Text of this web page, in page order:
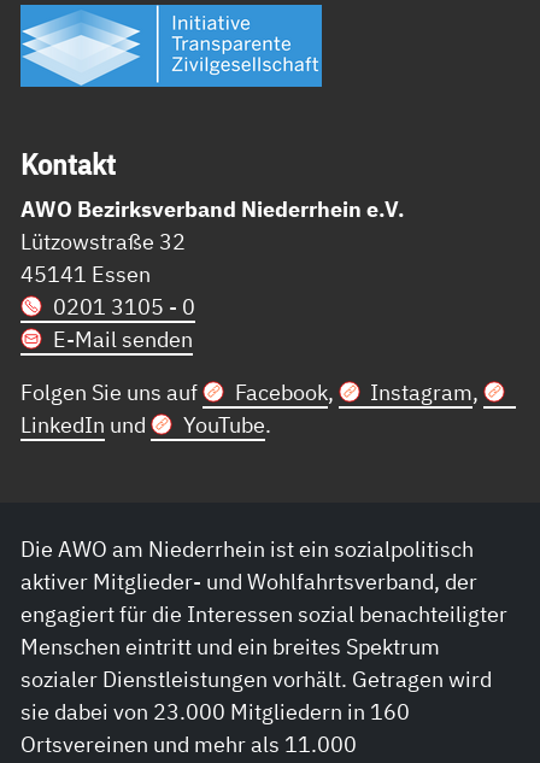
Kon­takt
AWO Bezirksverband Niederrhein e.V.
Lützowstraße 32
45141 Essen
0201 3105 - 0
E-Mail senden
Folgen Sie uns auf
Facebook, Instagram,
LinkedIn und YouTube.
Die AWO am Niederrhein ist ein sozialpolitisch
aktiver Mitglieder- und Wohlfahrtsverband, der
engagiert für die Interessen sozial benachteiligter
Menschen eintritt und ein breites Spektrum
sozialer Dienstleistungen vorhält. Getragen wird
sie dabei von 23.000 Mitgliedern in 160
Ortsvereinen und mehr als 11.000